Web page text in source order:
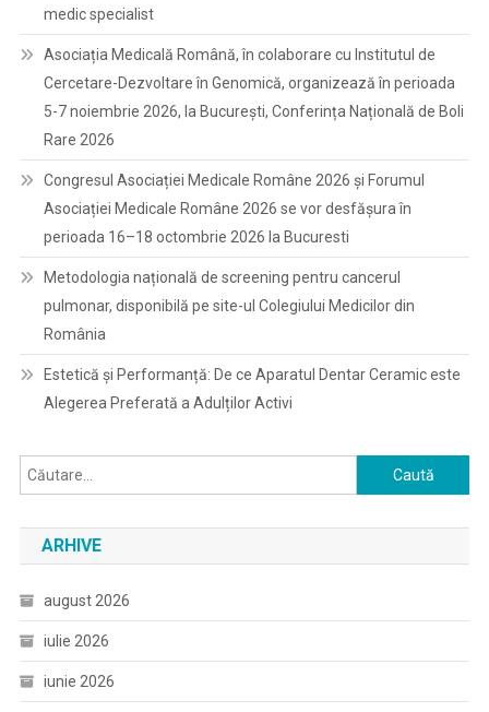
medic specialist
Asociația Medicală Română, în colaborare cu Institutul de
Cercetare-Dezvoltare în Genomică, organizează în perioada
5-7 noiembrie 2026, la București, Conferința Națională de Boli
Rare 2026
Congresul Asociației Medicale Române 2026 și Forumul
Asociației Medicale Române 2026 se vor desfășura în
perioada 16–18 octombrie 2026 la Bucuresti
Metodologia națională de screening pentru cancerul
pulmonar, disponibilă pe site-ul Colegiului Medicilor din
România
Estetică și Performanță: De ce Aparatul Dentar Ceramic este
Alegerea Preferată a Adulților Activi
Caută
după:
ARHIVE
august 2026
iulie 2026
iunie 2026